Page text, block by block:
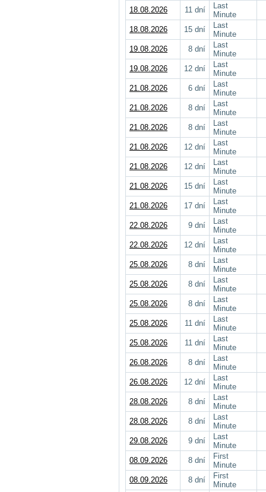
18.08.2026
11 dní
Last
Minute
18.08.2026
15 dní
Last
Minute
19.08.2026
8 dní
Last
Minute
19.08.2026
12 dní
Last
Minute
21.08.2026
6 dní
Last
Minute
21.08.2026
8 dní
Last
Minute
21.08.2026
8 dní
Last
Minute
21.08.2026
12 dní
Last
Minute
21.08.2026
12 dní
Last
Minute
21.08.2026
15 dní
Last
Minute
21.08.2026
17 dní
Last
Minute
22.08.2026
9 dní
Last
Minute
22.08.2026
12 dní
Last
Minute
25.08.2026
8 dní
Last
Minute
25.08.2026
8 dní
Last
Minute
25.08.2026
8 dní
Last
Minute
25.08.2026
11 dní
Last
Minute
25.08.2026
11 dní
Last
Minute
26.08.2026
8 dní
Last
Minute
26.08.2026
12 dní
Last
Minute
28.08.2026
8 dní
Last
Minute
28.08.2026
8 dní
Last
Minute
29.08.2026
9 dní
Last
Minute
08.09.2026
8 dní
First
Minute
08.09.2026
8 dní
First
Minute